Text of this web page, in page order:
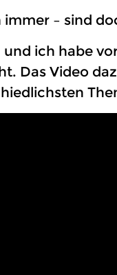
– sind
ich habe
Das Video